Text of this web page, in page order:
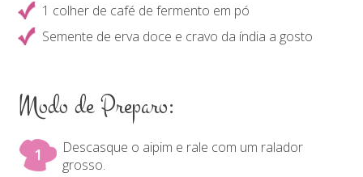
1 colher de café de fermento em pó
Semente de erva doce e cravo da índia a gosto
Modo de Preparo:
Descasque o aipim e rale com um ralador
grosso.